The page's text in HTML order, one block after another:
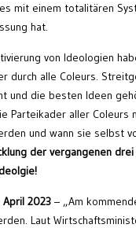
mit einem totalitären
hat.
von Ideologien
durch alle Coleurs.
und die besten Ideen
Parteikader aller Coleurs
und wann sie selbst
der vergangenen
April 2023 – „Am
Laut